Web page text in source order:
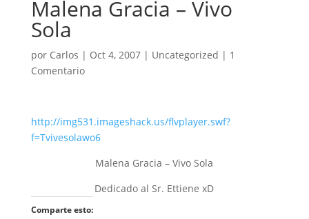
Malena Gracia – Vivo
Sola
por Carlos | Oct 4, 2007| Uncategorized | 1
Comentario
http://img531.imageshack.us/flvplayer.swf?
f=Tvivesolawo6
Malena Gracia – Vivo Sola
Dedicado al Sr. Ettiene xD
Comparte esto: